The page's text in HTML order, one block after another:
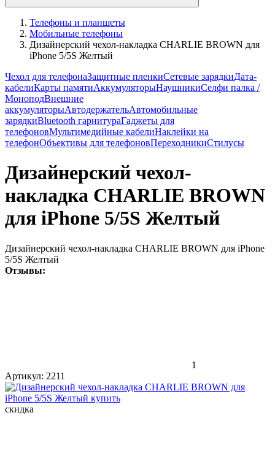
Телефоны и планшеты
Мобильные телефоны
Дизайнерский чехол-накладка CHARLIE BROWN для
iPhone 5/5S Желтый
Чехол для телефонаЗащитные пленкиСетевые зарядкиДата-
кабелиКарты памятиАккумуляторыНаушникиСелфи палка /
МоноподВнешние
аккумуляторыАвтодержательАвтомобильные
зарядкиBluetooth гарнитураГаджеты для
телефоновМультимедийные кабелиНаклейки на
телефонОбъективы для телефоновПереходникиСтилусы
Дизайнерский чехол-
накладка CHARLIE BROWN
для iPhone 5/5S Желтый
Дизайнерский чехол-накладка CHARLIE BROWN для iPhone
5/5S Желтый
Отзывы:
1
Артикул: 2211
скидка